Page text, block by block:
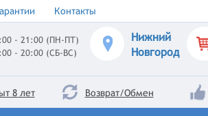
Контакты
- 21:00 (ПН-ПТ)
- 20:00 (СБ-ВС)
Нижний
Новгород
8 лет Возврат/Обмен